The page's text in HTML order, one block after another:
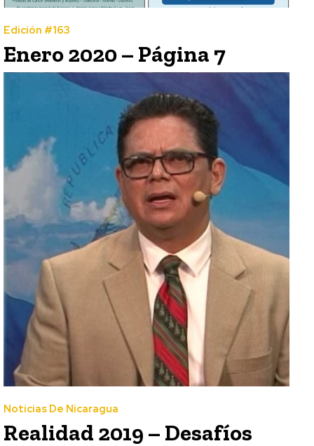
Edición #163
Enero 2020 – Página 7
Noticias De Nicaragua
Realidad 2019 – Desafíos